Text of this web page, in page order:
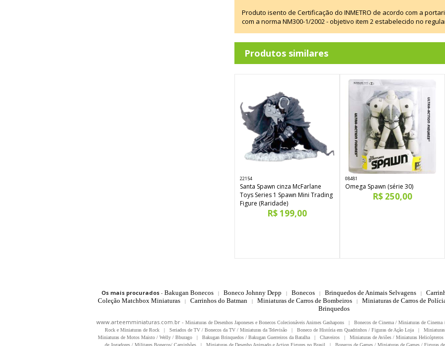
Produto isento de Certificação do INMETRO de acordo com a
com a norma NM300-1/2002 - objetivo item 2 estabelecido no
Produtos similares
22154
Santa Spawn cinza McFarlane
Toys Series 1 Spawn Mini Trading
Figure (Raridade)
R$ 199,00
08481
Omega Spawn (série 30)
R$ 250,00
Os mais procurados- Bakugan Bonecos | Boneco Johnny Depp | Bonecos | Brinquedos de Animais Selvagens |
Coleção Matchbox Miniaturas
| Carrinhos do Batman | Miniaturas de Carros de Bombeiros | Miniaturas de Carros de
Brinquedos
www.arteemminiaturas.com.br - Miniaturas de Desenhos Japoneses e Bonecos Colecionáveis Animes Gashapons | Bonecos de Cinema / Miniaturas de Cinema
Rock e Miniaturas de Rock
| Seriados de TV / Bonecos da TV / Miniaturas da Televisão | Boneco de História em Quadrinhos / Figuras de Ação Loja |
Miniaturas de Motos Maisto / Welly / Bburago
| Bakugan Brinquedos / Bakugan Guerreiros da Batalha | Chaveiros | Miniaturas de Aviões / Miniaturas Helicópteros
de Jogadores / Militares Bonecos/ Caminhões
| Miniaturas de Desenho Animado e Action Figures no Brasil | Bonecos de Games / Miniaturas de Games / Figuras